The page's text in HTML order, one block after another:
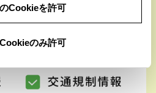
Cookieを許可
のみ許可
制情報」など